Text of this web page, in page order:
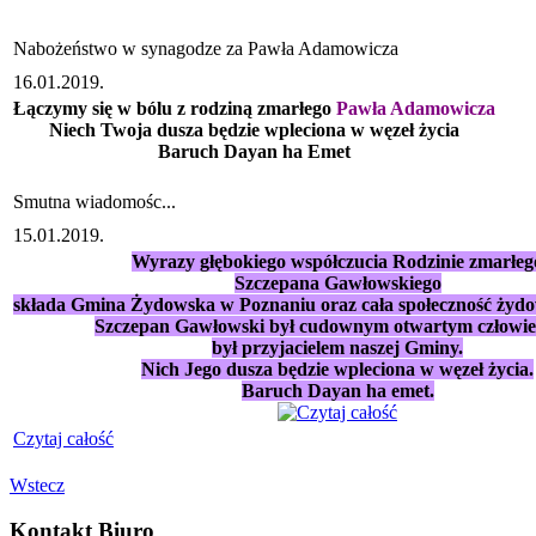
Nabożeństwo w synagodze za Pawła Adamowicza
16.01.2019.
Łączymy się w bólu z rodziną zmarłego Pawła Adamowicza
Niech Twoja dusza będzie wpleciona w węzeł życia
Baruch Dayan ha Emet
Smutna wiadomośc...
15.01.2019.
Wyrazy głębokiego współczucia Rodzinie
Szczepana Gawłowskiego
składa Gmina Żydowska w Poznaniu oraz cała społeczność
Szczepan Gawłowski był cudownym otwartym
był przyjacielem naszej Gminy.
Nich Jego dusza będzie wpleciona w węzeł życia.
Baruch Dayan ha emet.
Czytaj całość
Wstecz